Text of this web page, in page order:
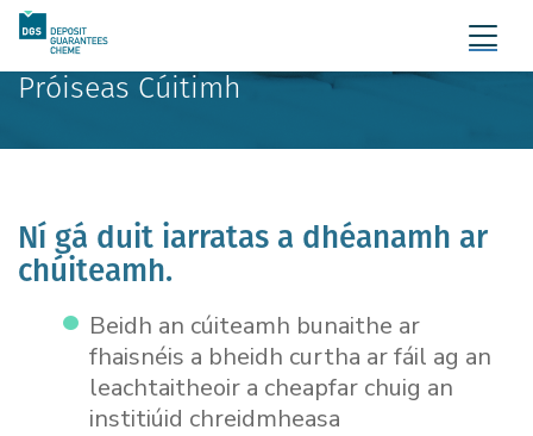
Próiseas Cúitimh
Ní gá duit iarratas a dhéanamh ar
chúiteamh.
Beidh an cúiteamh bunaithe ar
fhaisnéis a bheidh curtha ar fáil ag an
leachtaitheoir a cheapfar chuig an
institiúid chreidmheasa